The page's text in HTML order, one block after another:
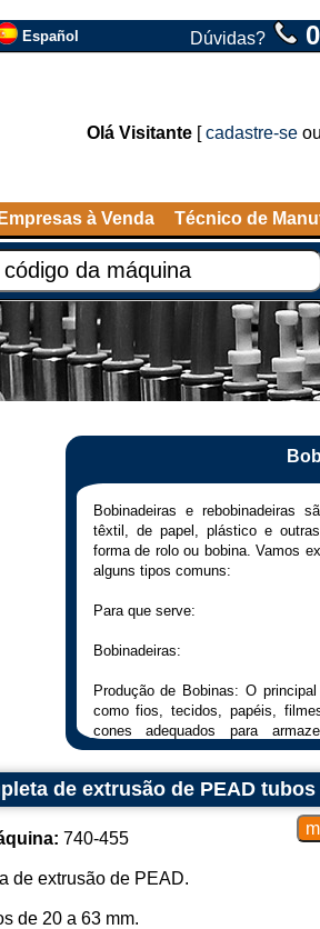
Español Dúvidas?
Olá Visitante [cadastre-se ou
Empresas à Venda Técnico de
Bobinadeiras e rebobinadeiras
têxtil, de papel, plástico e
forma de rolo ou bobina. Vamos
alguns tipos comuns:
Para que serve:
Bobinadeiras:
Produção de Bobinas: O
como fios, tecidos, papéis,
cones adequados para
subsequente.
Rebobinadeiras:
Reprocessamento: Permitem
converter bobinas de um diâmetro
de extrusão de PEAD tubos
740-455
de extrusão de PEAD.
de 20 a 63 mm.